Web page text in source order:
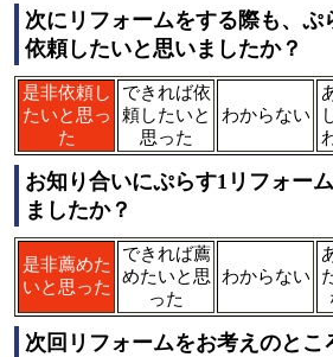
次にリフォームをする際も、ぷ
依頼したいと思いましたか？
是非依頼し
たいと思っ
た
できれば依
頼したいと
思った
わからない
お知り合いにぷらす1リフォー
ましたか？
是非薦めた
いと思った
できれば薦
めたいと思
った
わからない
次回リフォームをお考えのとこ